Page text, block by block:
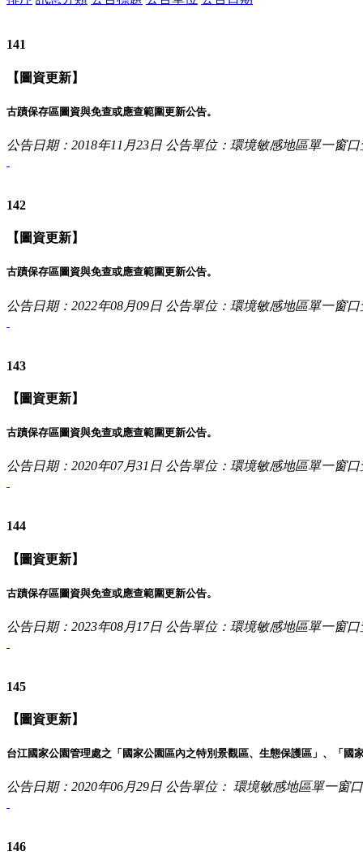
141
【圖資更新】
古蹟保存區圖資與免查或應查範圍更新公告。
公告日期：2018年11月23日 公告單位：環境敏感地區單一窗
142
【圖資更新】
古蹟保存區圖資與免查或應查範圍更新公告。
公告日期：2022年08月09日 公告單位：環境敏感地區單一窗
143
【圖資更新】
古蹟保存區圖資與免查或應查範圍更新公告。
公告日期：2020年07月31日 公告單位：環境敏感地區單一窗
144
【圖資更新】
古蹟保存區圖資與免查或應查範圍更新公告。
公告日期：2023年08月17日 公告單位：環境敏感地區單一窗
145
【圖資更新】
台江國家公園管理處之「國家公園區內之特別景觀區、生態保護區」、「國
公告日期：2020年06月29日 公告單位： 環境敏感地區單一窗
146